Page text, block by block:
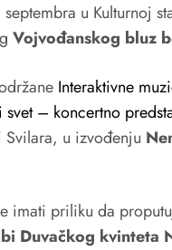
septembra u Kulturnoj
Vojvođanskog bluz
Interaktivne
svet – koncertno
u izvođenju
imati priliku da
Duvačkog kvinteta